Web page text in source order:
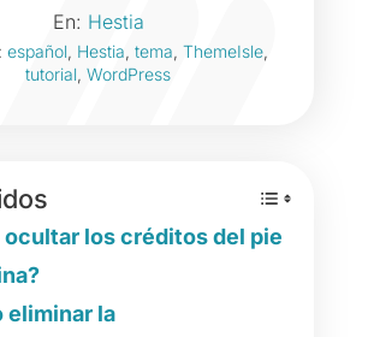
En: Hestia
español, Hestia,tema,ThemeIsle,
tutorial,WordPress
ocultar los créditos del pie
eliminar la